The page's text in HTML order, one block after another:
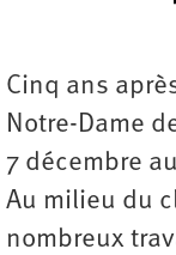
Cinq ans
Notre-Dame
7 décembre
Au milieu du
nombreux